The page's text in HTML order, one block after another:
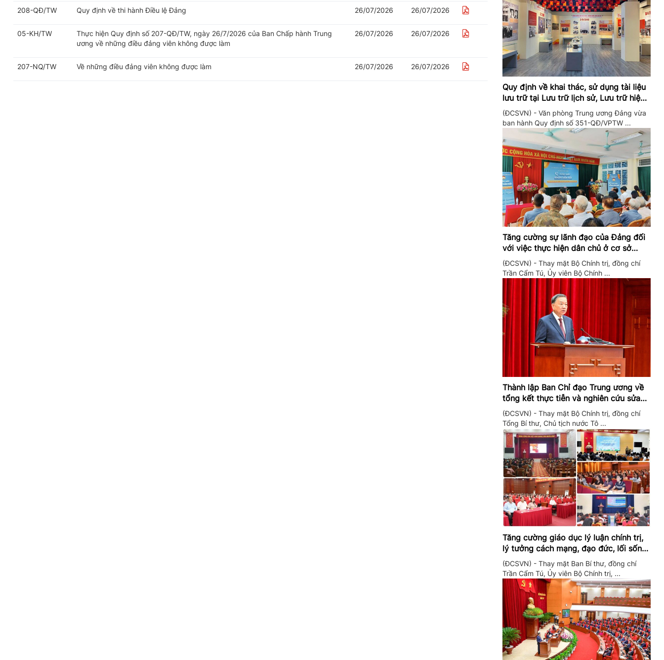
208-QĐ/TW Quy định về thi hành Điều lệ Đảng 26/07/2026 26/07/2026
05-KH/TW
Thực hiện Quy định số 207-QĐ/TW, ngày 26/7/2026 của Ban Chấp hành Trung
ương về những điều đảng viên không được làm
26/07/2026 26/07/2026
207-NQ/TW Về những điều đảng viên không được làm 26/07/2026 26/07/2026
Quy định về khai thác, sử dụng tài liệu
lưu trữ tại Lưu trữ lịch sử, Lưu trữ hiện
hành của Trung ương Đảng và Văn
phòng Trung ương Đảng
(ĐCSVN) - Văn phòng Trung ương Đảng vừa
ban hành Quy định số 351-QĐ/VPTW ...
Tăng cường sự lãnh đạo của Đảng đối
với việc thực hiện dân chủ ở cơ sở
trong giai đoạn mới
(ĐCSVN) - Thay mặt Bộ Chính trị, đồng chí
Trần Cẩm Tú, Ủy viên Bộ Chính ...
Thành lập Ban Chỉ đạo Trung ương về
tổng kết thực tiễn và nghiên cứu sửa
đổi, bổ sung Điều lệ Đảng
(ĐCSVN) - Thay mặt Bộ Chính trị, đồng chí
Tổng Bí thư, Chủ tịch nước Tô ...
Tăng cường giáo dục lý luận chính trị,
lý tưởng cách mạng, đạo đức, lối sống,
ý thức công dân trong hệ thống giáo
dục quốc dân
(ĐCSVN) - Thay mặt Ban Bí thư, đồng chí
Trần Cẩm Tú, Ủy viên Bộ Chính trị, ...